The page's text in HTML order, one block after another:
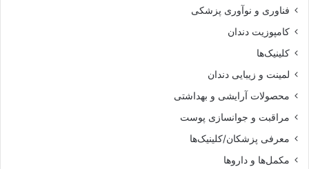
فناوری و نوآوری پزشکی
کامپوزیت دندان
کلینیک‌ها
لمینت و زیبایی دندان
محصولات آرایشی و بهداشتی
مراقبت و جوانسازی پوست
معرفی پزشکان/کلینیک‌ها
مکمل‌ها و داروها